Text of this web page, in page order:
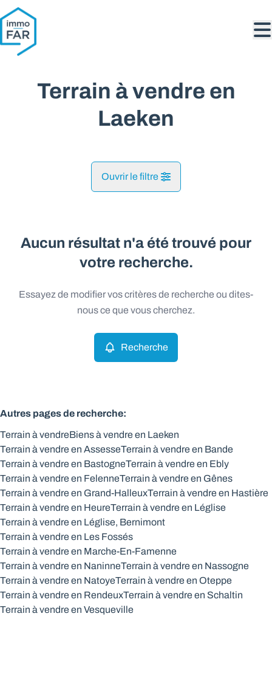
Aller au contenu principal
Terrain à vendre en
Laeken
Ouvrir le filtre
Laeken (1020) Remove
Terrain Remove
Max. budget
Chercher
Vue de la carte
Recherche Trier par
Aucun résultat n'a été trouvé pour
votre recherche.
Essayez de modifier vos critères de recherche ou dites-
nous ce que vous cherchez.
Recherche
Autres pages de recherche:
Terrain à vendreBiens à vendre en Laeken
Terrain à vendre en AssesseTerrain à vendre en Bande
Terrain à vendre en BastogneTerrain à vendre en Ebly
Terrain à vendre en FelenneTerrain à vendre en Gênes
Terrain à vendre en Grand-HalleuxTerrain à vendre en Hastière
Terrain à vendre en HeureTerrain à vendre en Léglise
Terrain à vendre en Léglise, Bernimont
Terrain à vendre en Les Fossés
Terrain à vendre en Marche-En-Famenne
Terrain à vendre en NaninneTerrain à vendre en Nassogne
Terrain à vendre en NatoyeTerrain à vendre en Oteppe
Terrain à vendre en RendeuxTerrain à vendre en Schaltin
Terrain à vendre en Vesqueville